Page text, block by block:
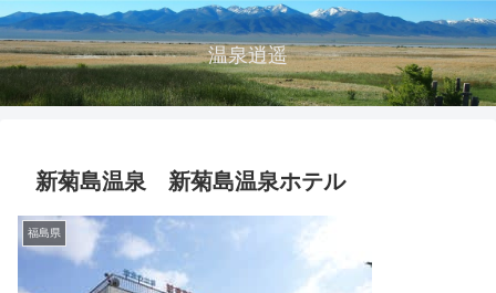
温泉逍遥
新菊島温泉 新菊島温泉ホテル
福島県